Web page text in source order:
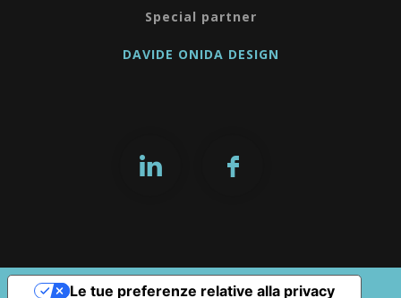
Special partner
DAVIDE ONIDA DESIGN
Le tue preferenze relative alla privacy